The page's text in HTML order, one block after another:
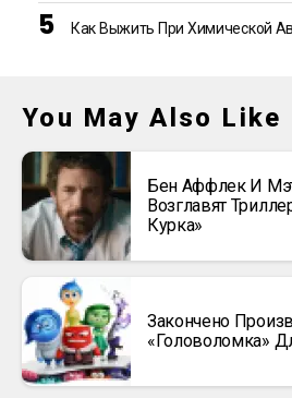
Как Выжить При Химической
You May Also Like
Бен Аффлек И
Возглавят
Курка»
Закончено
«Головоломка»